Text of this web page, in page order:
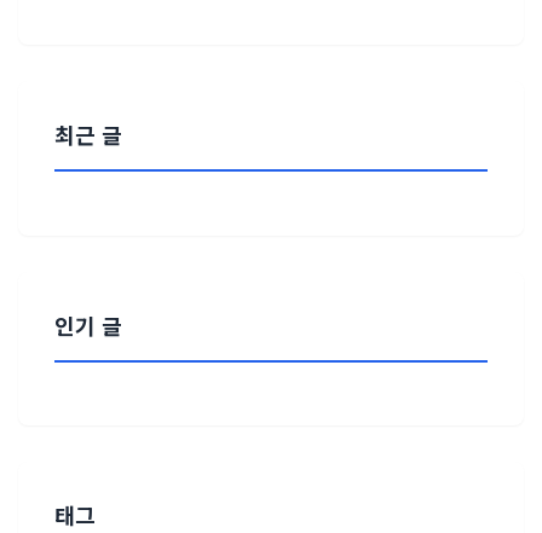
최근 글
인기 글
태그